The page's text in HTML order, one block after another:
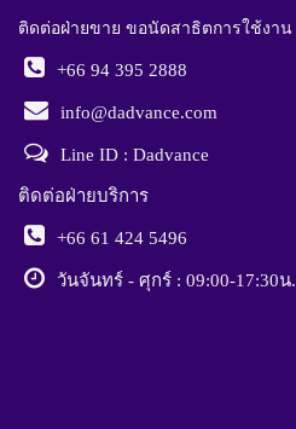
ติดต่อฝ่ายขาย ขอนัดสาธิตการใช้งาน
+66 94 395 2888
info@dadvance.com
Line ID : Dadvance
ติดต่อฝ่ายบริการ
+66 61 424 5496
วันจันทร์ - ศุกร์ : 09:00-17:30น.